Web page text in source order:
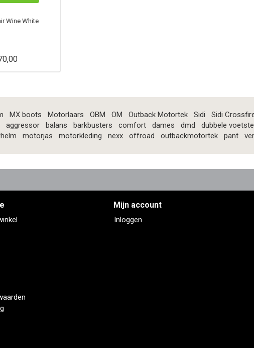
Wine White
MX boots Motorlaars OBM OM Outback Motortek Sidi Sidi
aggressor balans barkbusters comfort dames dmd dubbele
motorjas motorkleding nexx offroad outbackmotortek pant
Mijn account
Inloggen